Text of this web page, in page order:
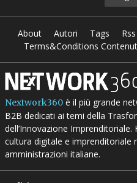
About Autori Tags
Terms&Conditions
Nextwork360è il più grande
B2B dedicati ai temi della
dell’Innovazione
cultura digitale e imprenditoriale
amministrazioni italiane.